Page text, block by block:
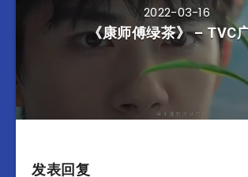
2022-03-16
《康师傅绿茶》 – TVC
发表回复